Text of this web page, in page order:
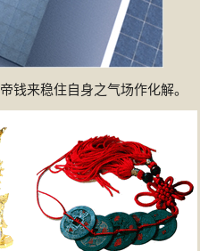
钱来稳住自身之气场作化解。